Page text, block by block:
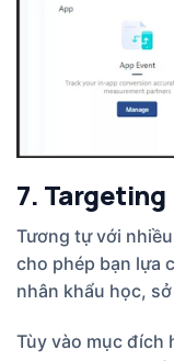
7. Targeting
Tương tự với
cho phép bạn lựa
nhân khẩu học,
Tùy vào mục đích